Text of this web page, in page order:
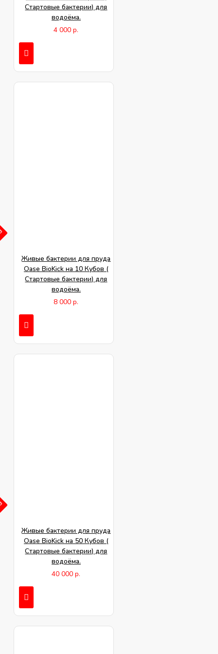
Стартовые бактерии) для
водоёма.
4 000 р.
Живые бактерии для пруда
Oase BioKick на 10 Кубов (
Стартовые бактерии) для
водоёма.
8 000 р.
Живые бактерии для пруда
Oase BioKick на 50 Кубов (
Стартовые бактерии) для
водоёма.
40 000 р.